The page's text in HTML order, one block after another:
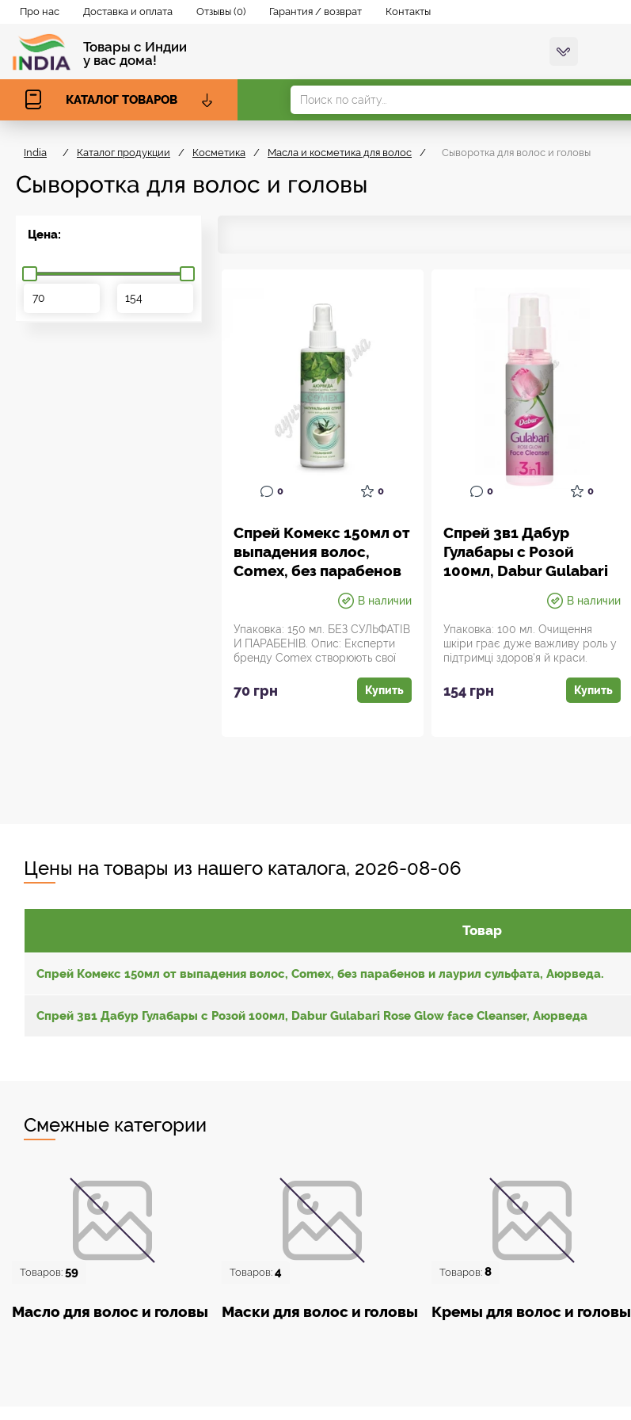
Про нас Доставка и оплата Отзывы (0) Гарантия / возврат Контакты
Товары с Индии
у вас дома!
КАТАЛОГ ТОВАРОВ
India / Каталог продукции / Косметика / Масла и косметика для волос / Сыворотка для волос и головы
Сыворотка для волос и головы
Цена:
0 0
Спрей Комекс 150мл от
выпадения волос,
Comex, без парабенов
и лаурил сульфата,
В наличии
Упаковка: 150 мл. БЕЗ СУЛЬФАТІВ
И ПАРАБЕНІВ. Опис: Експерти
бренду Comex створюють свої
70 грн Купить
0 0
Спрей 3в1 Дабур
Гулабары с Розой
100мл, Dabur Gulabari
Rose Glow face
Cleanser, АюрведаВ наличии
Упаковка: 100 мл. Очищення
шкіри грає дуже важливу роль у
підтримці здоров'я й краси.
154 грн Купить
Цены на товары из нашего каталога, 2026-08-06
Товар
Спрей Комекс 150мл от выпадения волос, Comex, без парабенов и лаурил сульфата, Аюрведа.
Спрей 3в1 Дабур Гулабары с Розой 100мл, Dabur Gulabari Rose Glow face Cleanser, Аюрведа
Смежные категории
Товаров: 59
Масло для волос и головы
Товаров: 4
Маски для волос и головы
Товаров: 8
Кремы для волос и головы